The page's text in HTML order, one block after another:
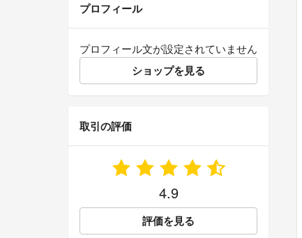
プロフィール
プロフィール文が設定されていません
ショップを見る
取引の評価
4.9
評価を見る